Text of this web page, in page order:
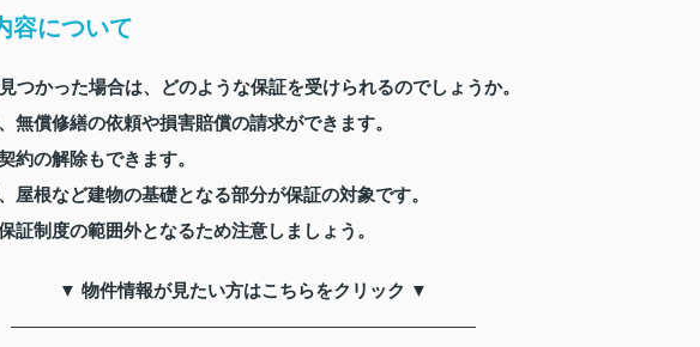
容について
つかった場合は、どのような保証を受けられるのでしょうか。
無償修繕の依頼や損害賠償の請求ができます。
約の解除もできます。
屋根など建物の基礎となる部分が保証の対象です。
証制度の範囲外となるため注意しましょう。
▼ 物件情報が見たい方はこちらをクリック ▼